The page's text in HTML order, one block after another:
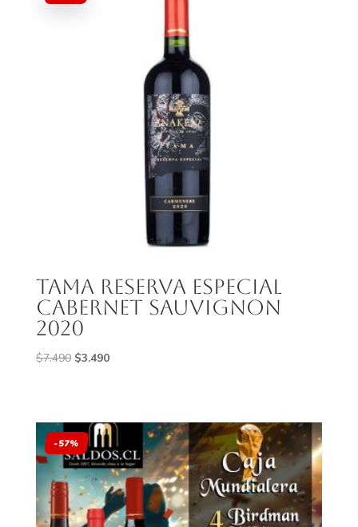
Tama Reserva Especial
Cabernet Sauvignon
2020
$7.490 El
$7.490.
$3.490El
$3.490.
-57%